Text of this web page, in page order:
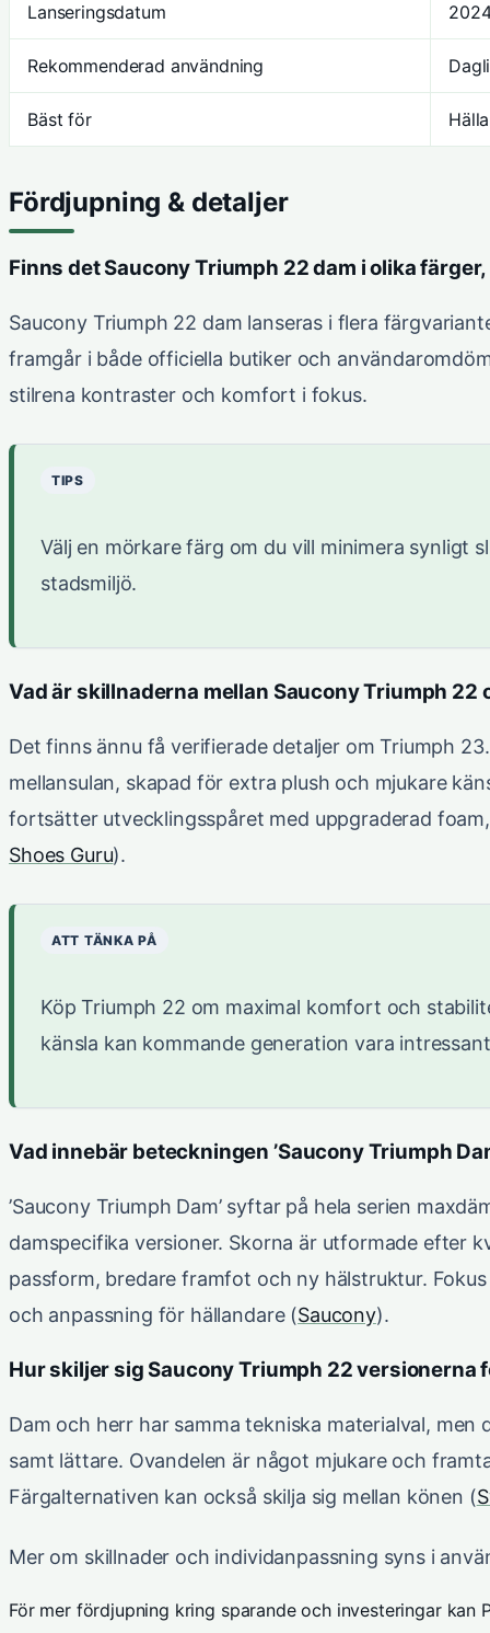
Lanseringsdatum
Rekommenderad användning
Bäst för
Fördjupning & detaljer
Finns det Saucony Triumph 22 dam i olika
Saucony Triumph 22 dam lanseras i flera
framgår i både officiella butiker och
stilrena kontraster och komfort i fokus.
TIPS
Välj en mörkare färg om du vill minimera synligt
stadsmiljö.
Vad är skillnaderna mellan Saucony Triumph 22
Det finns ännu få verifierade detaljer om Triumph
mellansulan, skapad för extra plush och mjukare
fortsätter utvecklingsspåret med uppgraderad
Shoes Guru).
ATT TÄNKA PÅ
Köp Triumph 22 om maximal komfort och
känsla kan kommande generation vara
Vad innebär beteckningen ’Saucony Triumph
’Saucony Triumph Dam’ syftar på hela serien
damspecifika versioner. Skorna är utformade efter
passform, bredare framfot och ny hälstruktur.
och anpassning för hällandare (Saucony).
Hur skiljer sig Saucony Triumph 22 versionerna
Dam och herr har samma tekniska materialval,
samt lättare. Ovandelen är något mjukare och
Färgalternativen kan också skilja sig mellan könen (
Mer om skillnader och individanpassning syns i
För mer fördjupning kring sparande och investeringar kan